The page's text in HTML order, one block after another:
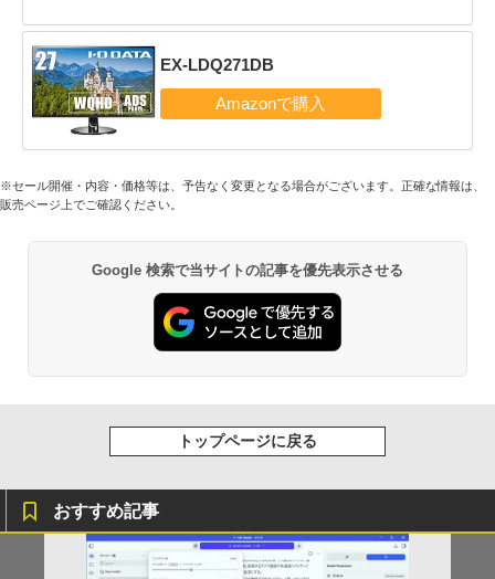
EX-LDQ271DB
※セール開催・内容・価格等は、予告なく変更となる場合がございます。正確な情報は、
販売ページ上でご確認ください。
Google 検索で当サイトの記事を優先表示させる
トップページに戻る
おすすめ記事